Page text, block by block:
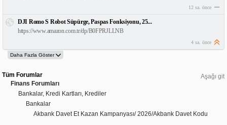
12 sa. önce
DJI Romo S Robot Süpürge, Paspas Fonksiyonu, 25...
https://www.amazon.com.tr/dp/B0FPRJLLNB
4 sa. önce
Aşağı git
Tüm Forumlar
Finans Forumları
Bankalar, Kredi Kartları, Krediler
Bankalar
Akbank Davet Et Kazan Kampanyası/ 2026/Akbank Davet Kodu